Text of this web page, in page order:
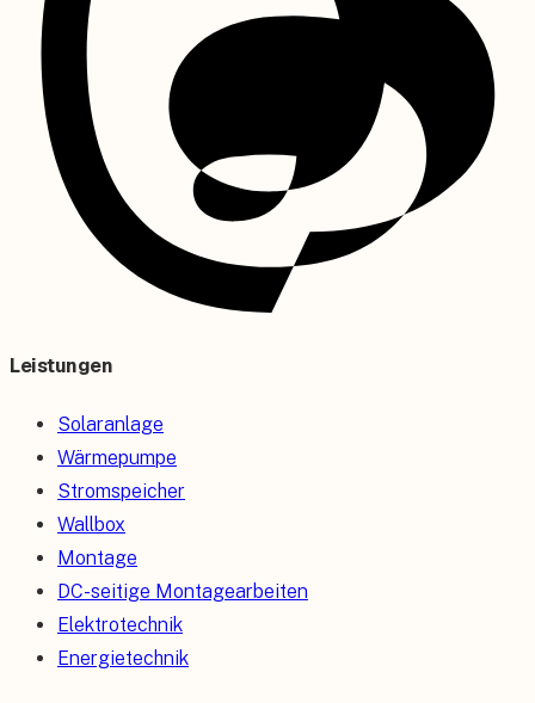
Leistungen
Solaranlage
Wärmepumpe
Stromspeicher
Wallbox
Montage
DC-seitige Montagearbeiten
Elektrotechnik
Energietechnik